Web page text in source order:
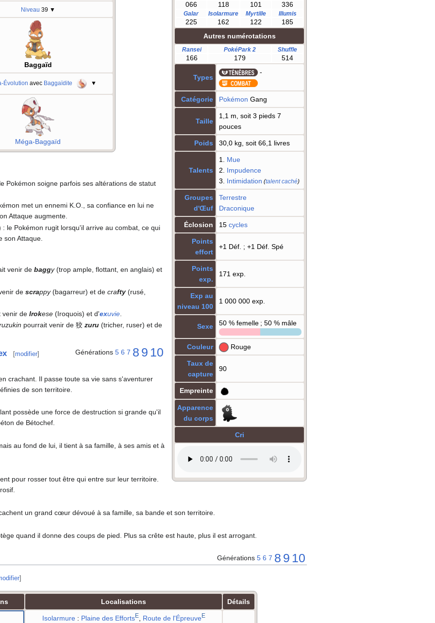
066 118 101 336
Galar Isolarmure Myrtille Illumis
225 162 122
185
Autres numérotations
Ransei PokéPark 2 Shuffle
166 179 514
Types
-
Catégorie Pokémon Gang
Taille
1,1 m, soit 3 pieds 7
pouces
Poids 30,0 kg, soit 66,1 livres
Talents
1. Mue
2. Impudence
3. Intimidation (talent caché)
Groupes
d'Œuf
Terrestre
Draconique
Éclosion 15 cycles
Points
effort
+1 Déf. ; +1 Déf. Spé
Points
exp.
171 exp.
Exp au
niveau 100
1 000 000 exp.
Sexe 50 % femelle ; 50 % mâle
Couleur Rouge
Taux de
capture
90
Empreinte
Apparence
du corps
Cri
Niveau 39 ▼
Baggaïd
Évolution avec Baggaïdite ▼
Méga-Baggaïd
Pokémon soigne parfois ses altérations de statut
met un ennemi K.O., sa confiance en lui ne
Attaque augmente.
: le Pokémon rugit lorsqu'il arrive au combat, ce qui
son Attaque.
venir debaggy(trop ample, flottant, en anglais) et
descrappy(bagarreur) et decrafty (rusé,
venir deIrokese (Iroquois) et d'exuvie
pourrait venir de 狡zuru (tricher, ruser) et de
[modifier] Générations 5 6 7 8 9 10
crachant. Il passe toute sa vie sans s'aventurer
de son territoire.
possède une force de destruction si grande qu'il
de Bétochef.
au fond de lui, il tient à sa famille, à ses amis et à
pour rosser tout être qui entre sur leur territoire.
un grand cœur dévoué à sa famille, sa bande et son territoire.
quand il donne des coups de pied. Plus sa crête est haute, plus il est arrogant.
Générations 5 6 7 8 9 10
]
Localisations Détails
Isolarmure : Plaine des EffortsE, Route de l'ÉpreuveE